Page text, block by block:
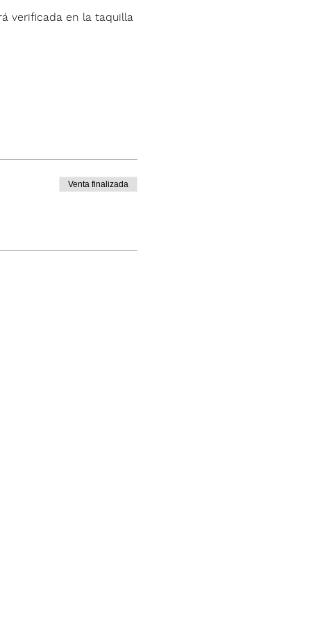
verificada en la taquilla
Venta finalizada